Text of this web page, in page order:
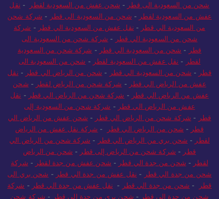
شحن من السعودية الى قطر - شحن عفش من السعودية لقطر - نقل
عفش من السعودية لقطر - شحن من السعودية الى قطر - شركة شحن
من السعودية الي قطر - نقل عفش من السعودية الي قطر - شركة
شحن من السعودية الي قطر - شركة شحن من السعودية الى
قطر - شحن من السعودية الي قطر - شركة شحن من السعودية
لقطر - نقل عفش من السعودية لقطر - شحن من السعودية الى
قطر - شحن من السعودية الي قطر - شحن من الرياض الي قطر - نقل
عفش من الرياض الي قطر - شركة شحن من الرياض لقطر - شحن
عفش من الرياض الي قطر - شركة شحن من الرياض الي قطر - نقل
عفش من الرياض الي قطر - شركة شحن من السعودية إلى
قطر - شركة شحن من الرياض الي قطر - شحن عفش من الرياض الي
قطر - شحن من الرياض الي قطر - شركة نقل عفش من الرياض
لقطر - شحن بري من الرياض الي قطر - شركة شحن من الرياض الي
قطر - شركة شحن من الرياض إلى قطر - شحن من الرياض
لقطر - شحن من جدة الي قطر - شحن عفش من جدة لقطر - شركة
شحن من جدة الي قطر - نقل عفش من جدة الي قطر - شحن بري الى
قطر
- شحن من جدة الي قطر - نقل عفش من جدة الي قطر - شركة
شحن من جدة الي قطر - شحن بري من جدة الي قطر - شركة شحن